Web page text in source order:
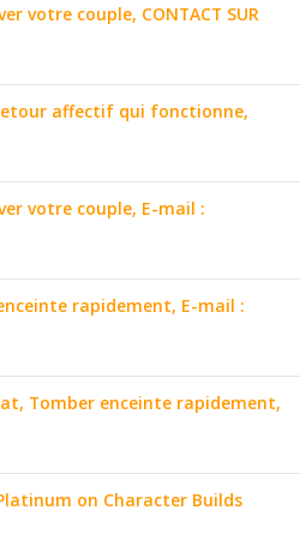
votre couple, CONTACT SUR
affectif qui fonctionne,
votre couple, E-mail :
rapidement, E-mail :
Tomber enceinte rapidement,
on Character Builds